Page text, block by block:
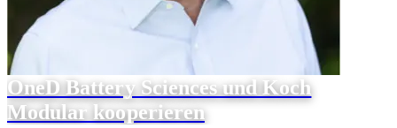
OneD Battery Sciences und Koch
Modular kooperieren